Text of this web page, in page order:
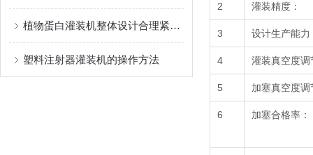
植物蛋白灌装机整体设计合理紧凑，占地面积小
塑料注射器灌装机的操作方法
2 灌装精度：
3 设计生产能力
4 灌装真空度调
5 加塞真空度调
6 加塞合格率：